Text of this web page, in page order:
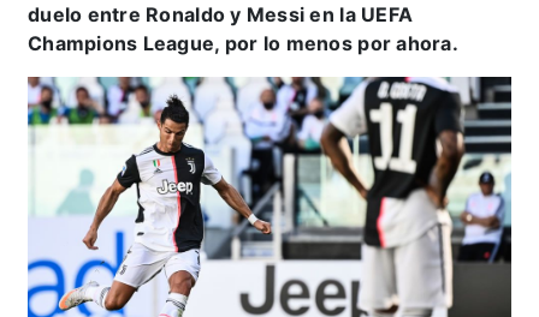
duelo entre Ronaldo y Messi en la UEFA
Champions League, por lo menos por ahora.